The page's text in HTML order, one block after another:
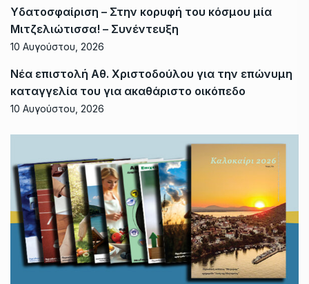
Υδατοσφαίριση – Στην κορυφή του κόσμου μία
Μιτζελιώτισσα! – Συνέντευξη
10 Αυγούστου, 2026
Νέα επιστολή Αθ. Χριστοδούλου για την επώνυμη
καταγγελία του για ακαθάριστο οικόπεδο
10 Αυγούστου, 2026